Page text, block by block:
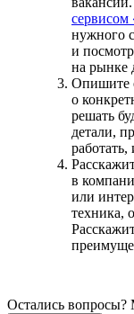
сервисом
нужного
и
на рынке
Опишите
о
решать
детали,
работать,
в
или
техника,
Остались вопросы?